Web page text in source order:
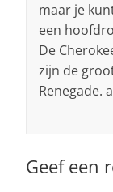
maar je
een
De
zijn de
Renegade.
Geef een